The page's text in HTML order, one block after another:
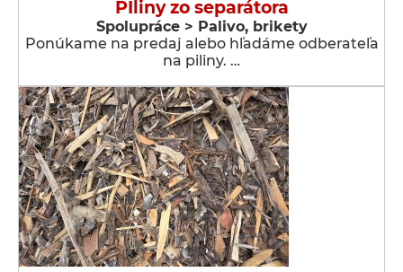
PIliny zo separátora
Spolupráce > Palivo, brikety
Ponúkame na predaj alebo hľadáme odberateľa
na piliny. …